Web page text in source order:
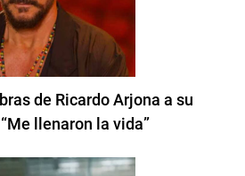
de Ricardo Arjona a su
llenaron la vida”